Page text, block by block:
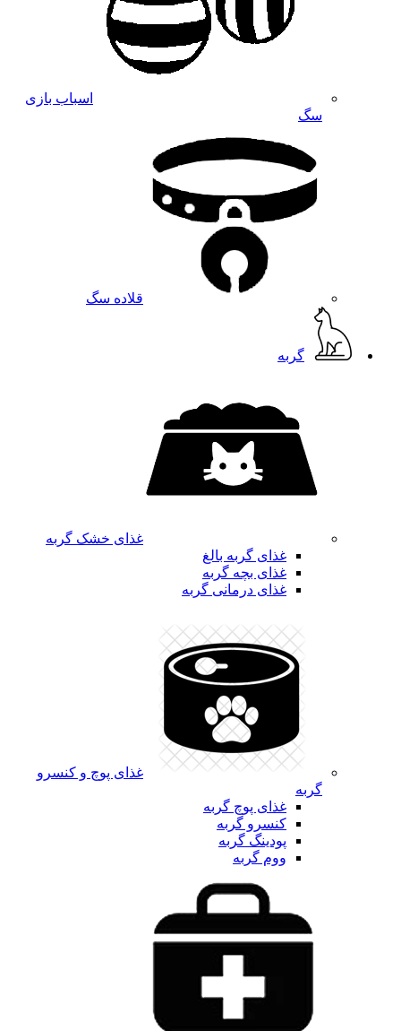
اسباب بازی
سگ
قلاده سگ
گربه
غذای خشک گربه
غذای گربه بالغ
غذای بچه گربه
غذای درمانی گربه
غذای پوچ و کنسرو
گربه
غذای پوچ گربه
کنسرو گربه
پودینگ گربه
ووم گربه